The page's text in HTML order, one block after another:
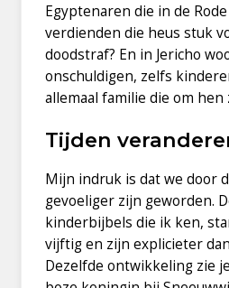
Egyptenaren die in de
verdienden die heus stuk
doodstraf? En in Jericho
onschuldigen, zelfs
allemaal familie die om hen
Tijden
Mijn indruk is dat we door
gevoeliger zijn geworden.
kinderbijbels die ik ken,
vijftig en zijn explicieter
Dezelfde ontwikkeling zie